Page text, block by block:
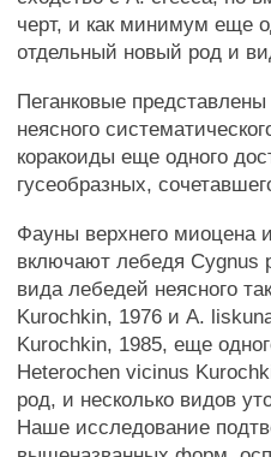
черт, и как минимум еще
отдельный новый род и
Пеганковые
неясного
коракоиды еще одного
гусеобразных,
Фауны верхнего миоцена
включают лебедя Cygnus
вида лебедей неясного
Kurochkin, 1976 и A.
Kurochkin, 1985, еще
Heterochen vicinus
род, и несколько видов
Наше исследование